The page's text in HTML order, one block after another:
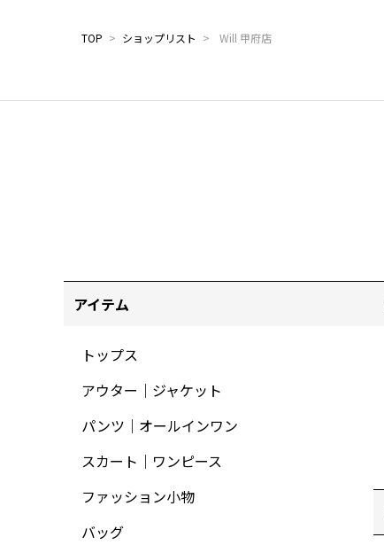
TOP > ショップリスト > Will 甲府店
アイテム
トップス
アウター｜ジャケット
パンツ｜オールインワン
スカート｜ワンピース
ファッション小物
バッグ